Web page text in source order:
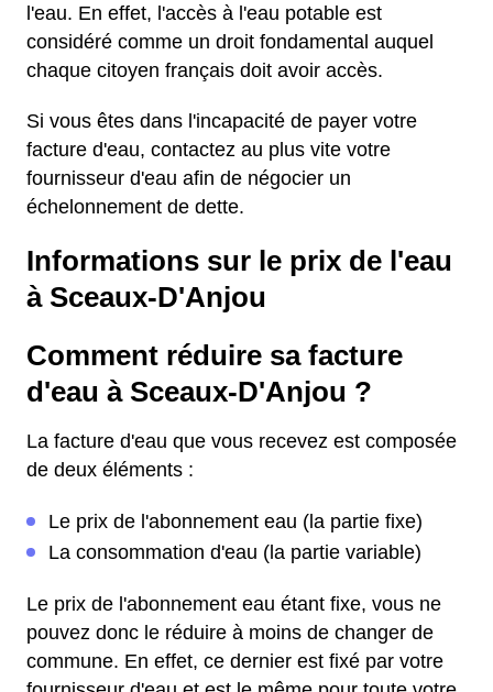
l'eau. En effet, l'accès à l'eau potable est
considéré comme un droit fondamental auquel
chaque citoyen français doit avoir accès.
Si vous êtes dans l'incapacité de payer votre
facture d'eau, contactez au plus vite votre
fournisseur d'eau afin de négocier un
échelonnement de dette.
Informations sur le prix de l'eau
à Sceaux-D'Anjou
Comment réduire sa facture
d'eau à Sceaux-D'Anjou ?
La facture d'eau que vous recevez est composée
de deux éléments :
Le prix de l'abonnement eau (la partie fixe)
La consommation d'eau (la partie variable)
Le prix de l'abonnement eau étant fixe, vous ne
pouvez donc le réduire à moins de changer de
commune. En effet, ce dernier est fixé par votre